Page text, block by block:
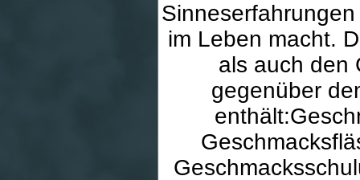
im Leben macht.
als auch den
gegenüber